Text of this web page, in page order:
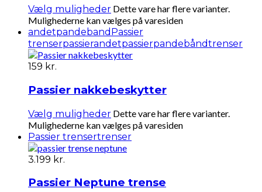
Vælg muligheder Dette vare har flere varianter.
Mulighederne kan vælges på varesiden
andetpandeband Passier
trenserpassierandetpassierpandebåndtrenser
159 kr.
Passier nakkebeskytter
Vælg muligheder Dette vare har flere varianter.
Mulighederne kan vælges på varesiden
Passier trensertrenser
3.199 kr.
Passier Neptune trense